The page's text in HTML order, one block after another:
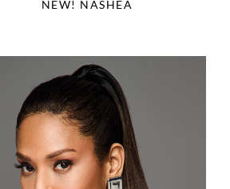
NEW! NASHEA